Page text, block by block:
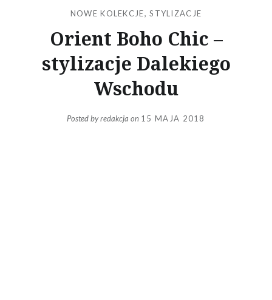
NOWE KOLEKCJE,STYLIZACJE
Orient Boho Chic –
stylizacje Dalekiego
Wschodu
Posted byredakcja on 15 MAJA 2018